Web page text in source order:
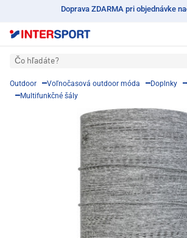
Doprava ZDARMA pri objednávke
Čo hľadáte?
Outdoor Voľnočasová outdoor móda Doplnky
Multifunkčné šály